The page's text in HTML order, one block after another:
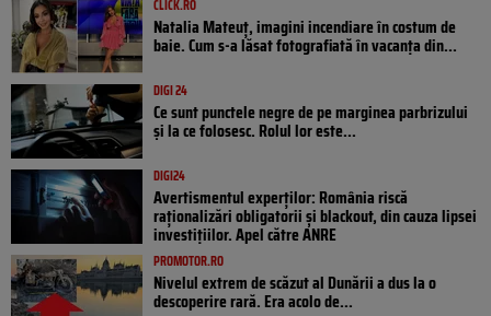
CLICK.RO
Natalia Mateuț, imagini incendiare în costum de
baie. Cum s-a lăsat fotografiată în vacanța din...
DIGI 24
Ce sunt punctele negre de pe marginea parbrizului
și la ce folosesc. Rolul lor este...
DIGI24
Avertismentul experților: România riscă
raționalizări obligatorii și blackout, din cauza lipsei
investițiilor. Apel către ANRE
PROMOTOR.RO
Nivelul extrem de scăzut al Dunării a dus la o
descoperire rară. Era acolo de...